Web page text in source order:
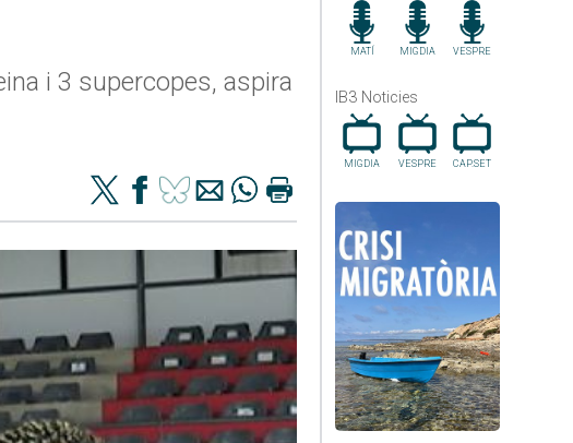
MATÍ MIGDIA VESPRE
IB3 Noticies
MIGDIA VESPRE CAP.SET
i 3 supercopes, aspira